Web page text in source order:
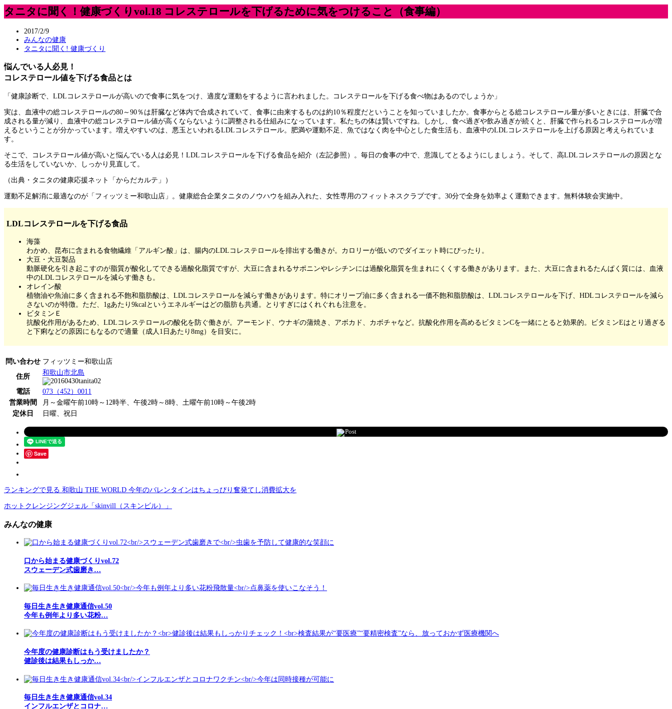
タニタに聞く！健康づくりvol.18 コレステロールを下げるために気をつけること（食事編）
2017/2/9
みんなの健康
タニタに聞く! 健康づくり
悩んでいる人必見！
コレステロール値を下げる食品とは
「健康診断で、LDLコレステロールが高いので食事に気をつけ、適度な運動をするように言われました。コレステロールを下げる食べ物はあるのでしょうか」
実は、血液中の総コレステロールの80～90％は肝臓など体内で合成されていて、食事に由来するものは約10％程度だということを知っていましたか。食事からとる総コレステロール量が多いときには、肝臓で合
成される量が減り、血液中の総コレステロール値が高くならないように調整される仕組みになっています。私たちの体は賢いですね。しかし、食べ過ぎや飲み過ぎが続くと、肝臓で作られるコレステロールが増
えるということが分かっています。増えやすいのは、悪玉といわれるLDLコレステロール。肥満や運動不足、魚ではなく肉を中心とした食生活も、血液中のLDLコレステロールを上げる原因と考えられていま
す。
そこで、コレステロール値が高いと悩んでいる人は必見！LDLコレステロールを下げる食品を紹介（左記参照）。毎日の食事の中で、意識してとるようにしましょう。そして、高LDLコレステロールの原因とな
る生活をしていないか、しっかり見直して。
（出典・タニタの健康応援ネット「からだカルテ」）
運動不足解消に最適なのが「フィッツミー和歌山店」。健康総合企業タニタのノウハウを組み入れた、女性専用のフィットネスクラブです。30分で全身を効率よく運動できます。無料体験会実施中。
LDLコレステロールを下げる食品
海藻
わかめ、昆布に含まれる食物繊維「アルギン酸」は、腸内のLDLコレステロールを排出する働きが。カロリーが低いのでダイエット時にぴったり。
大豆・大豆製品
動脈硬化を引き起こすのが脂質が酸化してできる過酸化脂質ですが、大豆に含まれるサポニンやレシチンには過酸化脂質を生まれにくくする働きがあります。また、大豆に含まれるたんぱく質には、血液
中のLDLコレステロールを減らす働きも。
オレイン酸
植物油や魚油に多く含まれる不飽和脂肪酸は、LDLコレステロールを減らす働きがあります。特にオリーブ油に多く含まれる一価不飽和脂肪酸は、LDLコレステロールを下げ、HDLコレステロールを減ら
さないのが特徴。ただ、1gあたり9kcalというエネルギーはどの脂肪も共通。とりすぎにはくれぐれも注意を。
ビタミンＥ
抗酸化作用があるため、LDLコレステロールの酸化を防ぐ働きが。アーモンド、ウナギの蒲焼き、アボカド、カボチャなど。抗酸化作用を高めるビタミンCを一緒にとると効果的。ビタミンEはとり過ぎる
と下痢などの原因にもなるので適量（成人1日あたり8mg）を目安に。
問い合わせ フィッツミー和歌山店
住所
和歌山市北島
電話
073（452）0011
営業時間
月～金曜午前10時～12時半、午後2時～8時、土曜午前10時～午後2時
定休日
日曜、祝日
Post
Save
ランキングで見る 和歌山 THE WORLD 今年のバレンタインはちょっぴり奮発てし消費拡大を
ホットクレンジングジェル「skinvill（スキンビル）」
みんなの健康
口から始まる健康づくりvol.72
スウェーデン式歯磨き…
毎日生き生き健康通信vol.50
今年も例年より多い花粉…
今年度の健康診断はもう受けましたか？
健診後は結果もしっか…
毎日生き生き健康通信vol.34
インフルエンザとコロナ…